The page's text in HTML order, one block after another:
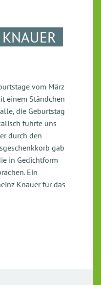
vom März
einem Ständchen
die Geburtstag
führte uns
durch den
gab
in Gedichtform
Ein
Knauer für das